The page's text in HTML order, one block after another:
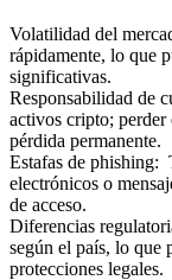
Volatilidad del
rápidamente, lo que
significativas.
Responsabilidad de
activos cripto; perder
pérdida permanente.
Estafas de phishing:
electrónicos o
de acceso.
Diferencias
según el país, lo que
protecciones legales.